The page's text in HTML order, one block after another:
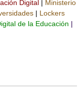
Digital | Ministerio
| Lockers
de la Educación |